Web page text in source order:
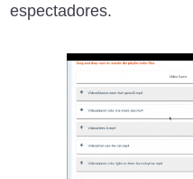
espectadores.